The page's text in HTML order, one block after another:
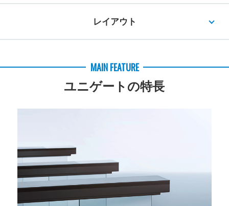
レイアウト
MAIN FEATURE
ユニゲートの特長